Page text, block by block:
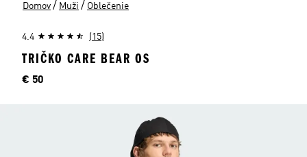
Domov / Muži / Oblečenie
4.4 (15)
TRIČKO CARE BEAR OS
Cena
€ 50